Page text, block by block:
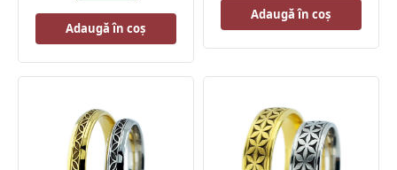
Adaugă în coș
Adaugă în coș